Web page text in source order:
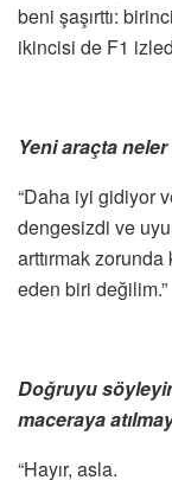
beni şaşırttı:
ikincisi de F1
Yeni araçta
“Daha iyi gidiyor
dengesizdi ve
arttırmak
eden biri değilim.”
Doğruyu
maceraya
“Hayır, asla.